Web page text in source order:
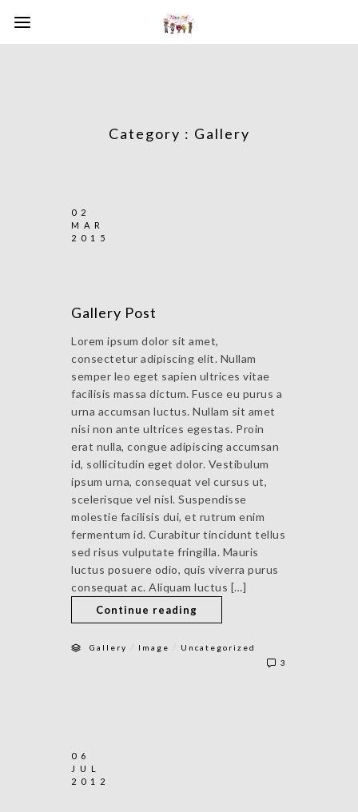
Category : Gallery
02
MAR
2015
Gallery Post
Lorem ipsum dolor sit amet,
consectetur adipiscing elit. Nullam
semper leo eget sapien ultrices vitae
facilisis massa dictum. Fusce eu purus a
urna accumsan luctus. Nullam sit amet
nisi non ante ultrices egestas. Proin
erat nulla, congue adipiscing accumsan
id, sollicitudin eget dolor. Vestibulum
ipsum urna, consequat vel cursus ut,
scelerisque vel nisl. Suspendisse
molestie facilisis dui, et rutrum enim
fermentum id. Curabitur tincidunt tellus
sed risus vulputate fringilla. Mauris
luctus posuere odio, quis viverra purus
consequat ac. Aliquam luctus […]
Continue reading
Gallery Image
Uncategorized
3
06
JUL
2012